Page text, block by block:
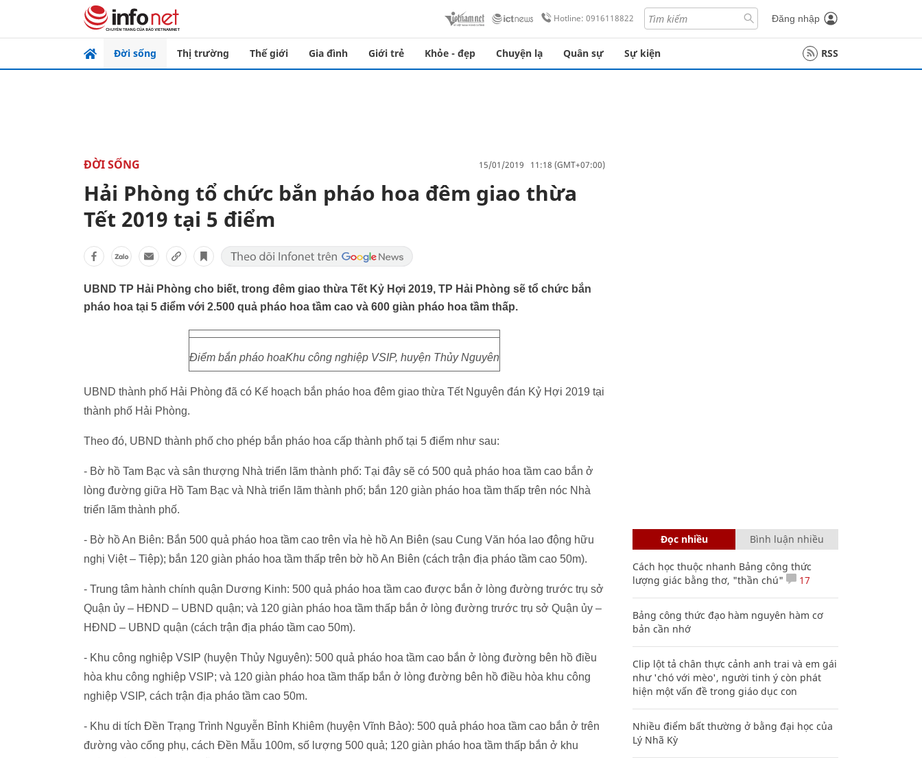
Hotline: 0916118822 Đăng nhập
Đời sống Thị trường Thế giới Gia đình Giới trẻ Khỏe - đẹp Chuyện lạ Quân sự Sự kiện RSS
ĐỜI SỐNG 15/01/2019 11:18 (GMT+07:00)
Hải Phòng tổ chức bắn pháo hoa đêm giao thừa
Tết 2019 tại 5 điểm
UBND TP Hải Phòng cho biết, trong đêm giao thừa Tết Kỷ Hợi 2019, TP Hải Phòng sẽ tổ chức bắn
pháo hoa tại 5 điểm với 2.500 quả pháo hoa tầm cao và 600 giàn pháo hoa tầm thấp.
Điểm bắn pháo hoaKhu công nghiệp VSIP, huyện Thủy Nguyên
UBND thành phố Hải Phòng đã có Kế hoạch bắn pháo hoa đêm giao thừa Tết Nguyên đán Kỷ Hợi 2019 tại
thành phố Hải Phòng.
Theo đó, UBND thành phố cho phép bắn pháo hoa cấp thành phố tại 5 điểm như sau:
- Bờ hồ Tam Bạc và sân thượng Nhà triển lãm thành phố: Tại đây sẽ có 500 quả pháo hoa tầm cao bắn ở
lòng đường giữa Hồ Tam Bạc và Nhà triển lãm thành phố; bắn 120 giàn pháo hoa tầm thấp trên nóc Nhà
triển lãm thành phố.
- Bờ hồ An Biên: Bắn 500 quả pháo hoa tầm cao trên vỉa hè hồ An Biên (sau Cung Văn hóa lao động hữu
nghị Việt – Tiệp); bắn 120 giàn pháo hoa tầm thấp trên bờ hồ An Biên (cách trận địa pháo tầm cao 50m).
- Trung tâm hành chính quận Dương Kinh: 500 quả pháo hoa tầm cao được bắn ở lòng đường trước trụ sở
Quận ủy – HĐND – UBND quận; và 120 giàn pháo hoa tầm thấp bắn ở lòng đường trước trụ sở Quận ủy –
HĐND – UBND quận (cách trận địa pháo tầm cao 50m).
- Khu công nghiệp VSIP (huyện Thủy Nguyên): 500 quả pháo hoa tầm cao bắn ở lòng đường bên hồ điều
hòa khu công nghiệp VSIP; và 120 giàn pháo hoa tầm thấp bắn ở lòng đường bên hồ điều hòa khu công
nghiệp VSIP, cách trận địa pháo tầm cao 50m.
- Khu di tích Đền Trạng Trình Nguyễn Bỉnh Khiêm (huyện Vĩnh Bảo): 500 quả pháo hoa tầm cao bắn ở trên
đường vào cổng phụ, cách Đền Mẫu 100m, số lượng 500 quả; 120 giàn pháo hoa tầm thấp bắn ở khu
Đọc nhiều Bình luận nhiều
Cách học thuộc nhanh Bảng công thức
lượng giác bằng thơ, "thần chú"
17
Bảng công thức đạo hàm nguyên hàm cơ
bản cần nhớ
Clip lột tả chân thực cảnh anh trai và em gái
như 'chó với mèo', người tinh ý còn phát
hiện một vấn đề trong giáo dục con
Nhiều điểm bất thường ở bằng đại học của
Lý Nhã Kỳ